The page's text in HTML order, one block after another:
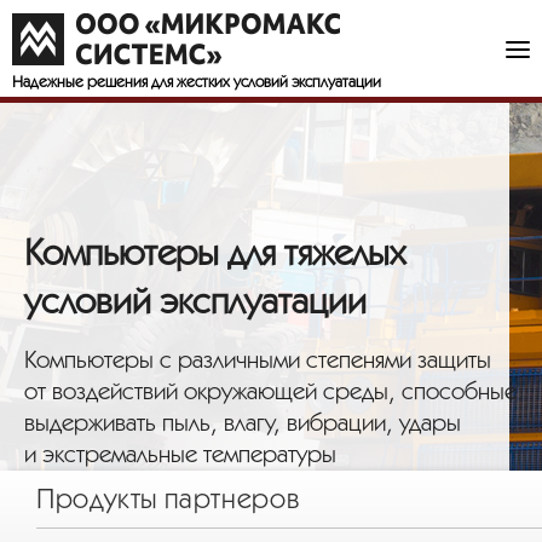
Надежные решения для жестких условий эксплуатации
Компьютеры для тяжелых
условий эксплуатации
Компьютеры с различными степенями защиты
от воздействий окружающей среды, способные
выдерживать пыль, влагу, вибрации, удары
и экстремальные температуры
Продукты партнеров